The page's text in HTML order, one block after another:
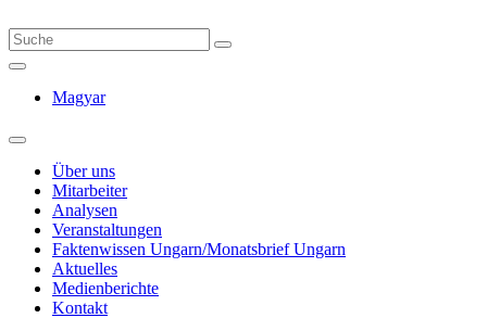
Magyar
Über uns
Mitarbeiter
Analysen
Veranstaltungen
Faktenwissen Ungarn/Monatsbrief Ungarn
Aktuelles
Medienberichte
Kontakt